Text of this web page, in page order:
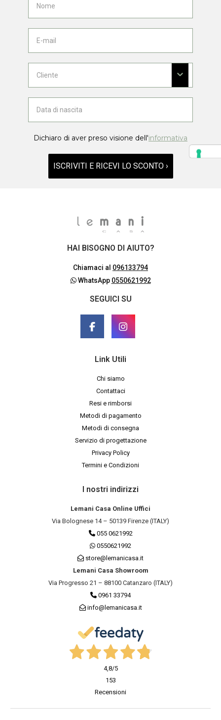
Dichiaro di aver preso visione dell'informativa
ISCRIVITI E RICEVI LO SCONTO ›
HAI BISOGNO DI AIUTO?
Chiamaci al 096133794
WhatsApp 0550621992
SEGUICI SU
Link Utili
Chi siamo
Contattaci
Resi e rimborsi
Metodi di pagamento
Metodi di consegna
Servizio di progettazione
Privacy Policy
Termini e Condizioni
I nostri indirizzi
Lemani Casa Online Uffici
Via Bolognese 14 – 50139 Firenze (ITALY)
055 0621992
0550621992
store@lemanicasa.it
Lemani Casa Showroom
Via Progresso 21 – 88100 Catanzaro (ITALY)
0961 33794
info@lemanicasa.it
4,8/5
153
Recensioni